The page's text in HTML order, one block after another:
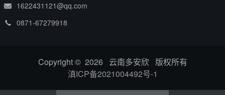
1622431121@qq.com
0871-67279918
Copyright © 2026 云南多安欣 版权所有
滇ICP备2021004492号-1